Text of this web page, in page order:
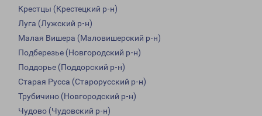
Крестцы (Крестецкий р-н)
Луга (Лужский р-н)
Малая Вишера (Маловишерский р-н)
Подберезье (Новгородский р-н)
Поддорье (Поддорский р-н)
Старая Русса (Старорусский р-н)
Трубичино (Новгородский р-н)
Чудово (Чудовский р-н)